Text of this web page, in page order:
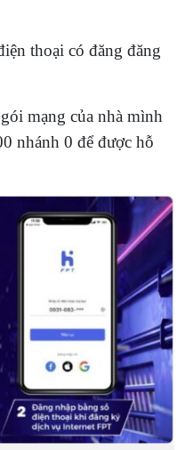
thoại có đăng đăng
mạng của nhà mình
nhánh 0 để được hỗ